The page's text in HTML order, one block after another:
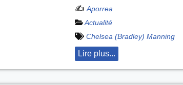
✍️ Aporrea
Actualité
Chelsea (Bradley) Manning
Lire plus...